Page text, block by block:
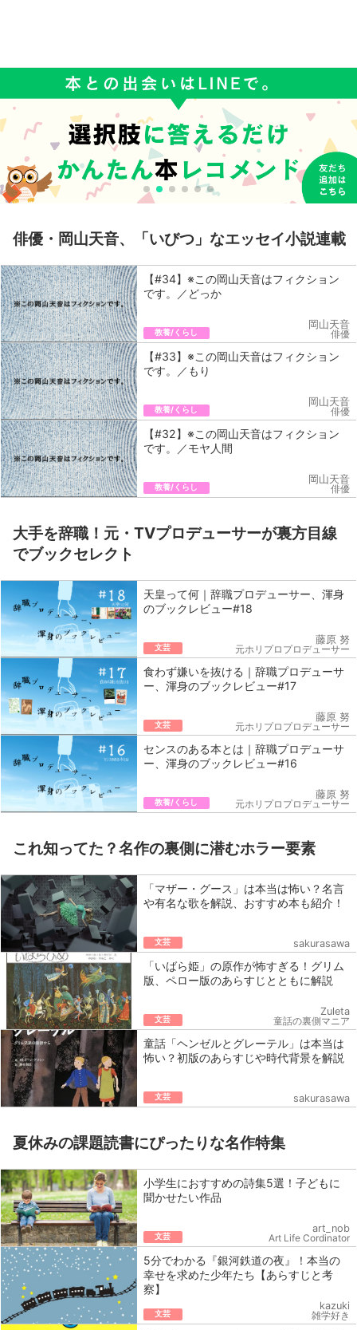
俳優・岡山天音、「いびつ」なエッセイ小説連載
【#34】※この岡山天音はフィクション
です。／どっか
教養/くらし
岡山天音
俳優
【#33】※この岡山天音はフィクション
です。／もり
教養/くらし
岡山天音
俳優
【#32】※この岡山天音はフィクション
です。／モヤ人間
教養/くらし
岡山天音
俳優
大手を辞職！元・TVプロデューサーが裏方目線
でブックセレクト
天皇って何｜辞職プロデューサー、渾身
のブックレビュー#18
文芸
藤原 努
元ホリプロプロデューサー
食わず嫌いを抜ける｜辞職プロデューサ
ー、渾身のブックレビュー#17
文芸
藤原 努
元ホリプロプロデューサー
センスのある本とは｜辞職プロデューサ
ー、渾身のブックレビュー#16
教養/くらし
藤原 努
元ホリプロプロデューサー
これ知ってた？名作の裏側に潜むホラー要素
「マザー・グース」は本当は怖い？名言
や有名な歌を解説、おすすめ本も紹介！
文芸 sakurasawa
「いばら姫」の原作が怖すぎる！グリム
版、ペロー版のあらすじとともに解説
文芸
Zuleta
童話の裏側マニア
童話「ヘンゼルとグレーテル」は本当は
怖い？初版のあらすじや時代背景を解説
文芸 sakurasawa
夏休みの課題読書にぴったりな名作特集
小学生におすすめの詩集5選！子どもに
聞かせたい作品
文芸
art_nob
Art Life Cordinator
5分でわかる『銀河鉄道の夜』！本当の
幸せを求めた少年たち【あらすじと考
察】
文芸
kazuki
雑学好き